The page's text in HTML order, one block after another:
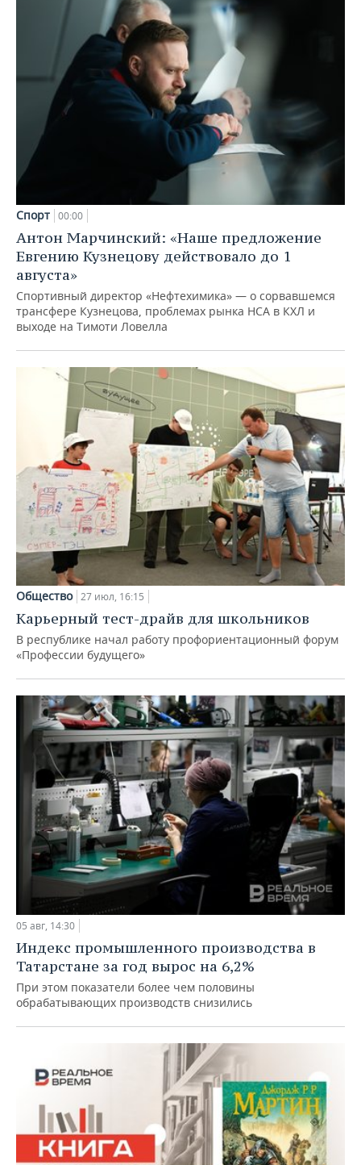
Спорт 00:00
Антон Марчинский: «Наше предложение
Евгению Кузнецову действовало до 1
августа»
Спортивный директор «Нефтехимика» — о сорвавшемся
трансфере Кузнецова, проблемах рынка НСА в КХЛ и
выходе на Тимоти Ловелла
Общество 27 июл, 16:15
Карьерный тест-драйв для школьников
В республике начал работу профориентационный форум
«Профессии будущего»
05 авг, 14:30
Индекс промышленного производства в
Татарстане за год вырос на 6,2%
При этом показатели более чем половины
обрабатывающих производств снизились